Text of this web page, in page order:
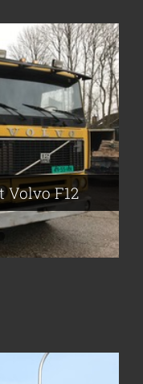
Volvo F12
Volvo F88
Scania
Bedford